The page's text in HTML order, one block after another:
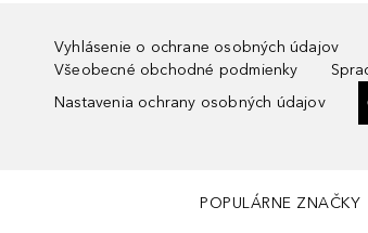
Vyhlásenie o ochrane osobných údajov
Všeobecné obchodné podmienky
Nastavenia ochrany osobných údajov
POPULÁRNE ZNAČKY